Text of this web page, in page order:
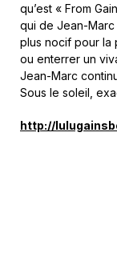
qu’est « From
qui de Jean-Marc
plus nocif pour la
ou enterrer un
Jean-Marc
Sous le soleil,
http://